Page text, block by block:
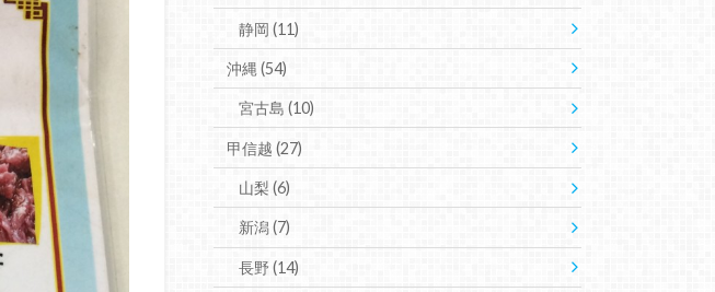
静岡(11)
沖縄 (54)
宮古島(10)
甲信越 (27)
山梨(6)
新潟(7)
長野(14)